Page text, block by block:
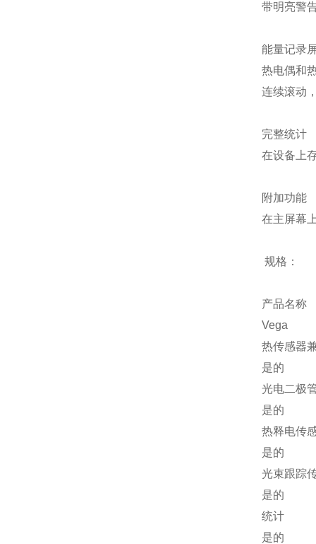
带明亮警
能量记录
热电偶和
连续滚动
完整统计
在设备上
附加功能
在主屏幕
规格：
产品名称
Vega
热传感器
是的
光电二极
是的
热释电传
是的
光束跟踪
是的
统计
是的